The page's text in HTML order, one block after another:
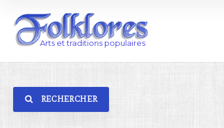
RECHERCHER